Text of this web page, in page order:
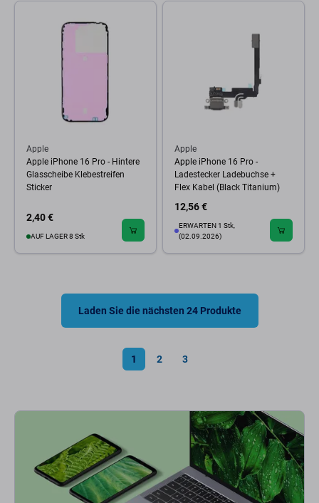
Apple
Apple iPhone 16 Pro - Hintere
Glasscheibe Klebestreifen
Sticker
2,40 €
AUF LAGER 8 Stk
Apple
Apple iPhone 16 Pro -
Ladestecker Ladebuchse +
Flex Kabel (Black Titanium)
12,56 €
ERWARTEN 1 Stk,
(02.09.2026)
Laden Sie die nächsten 24 Produkte
1 2 3